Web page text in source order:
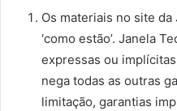
Os materiais no site
‘como estão’. Janela
expressas ou
nega todas as outras
limitação, garantias